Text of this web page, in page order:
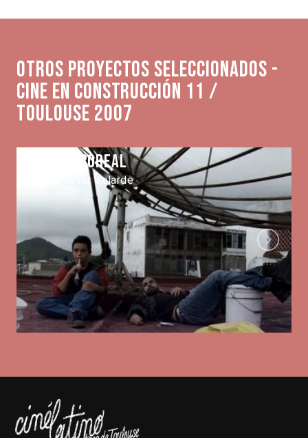
Otros proyectos seleccionados -
Cine en Construcción 11 /
Toulouse 2007
Aurora Boreal
Sergio Tovar Velarde
Next